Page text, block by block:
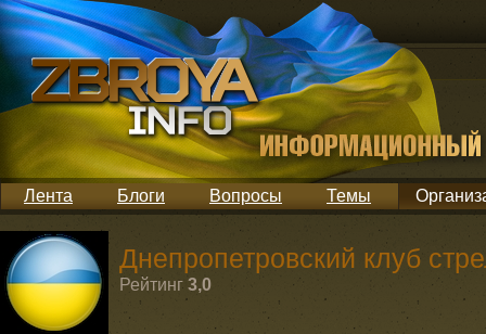
Лента Блоги Вопросы Темы
Днепропетровский клуб
Рейтинг 3,0